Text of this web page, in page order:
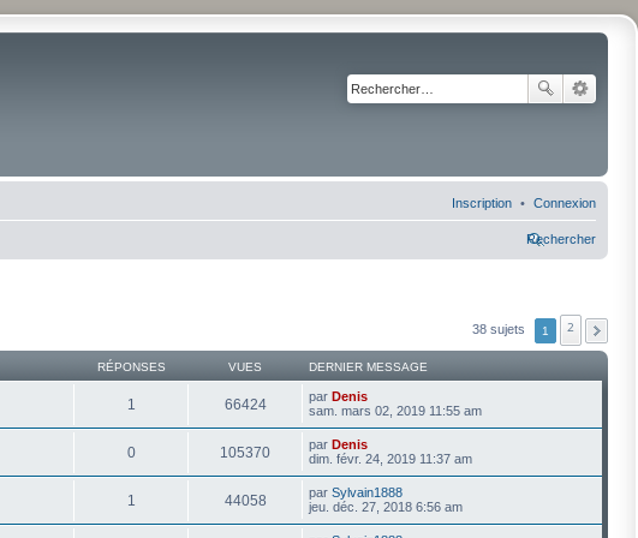
Connexion
Inscription
Rechercher
38 sujets 1 2
RÉPONSES VUES DERNIER MESSAGE
1 66424 par Denis
sam. mars 02, 2019 11:55 am
0 105370 par Denis
dim. févr. 24, 2019 11:37 am
1 44058 par Sylvain1888
jeu. déc. 27, 2018 6:56 am